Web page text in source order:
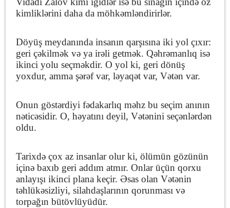
kimliklərini daha da möhkəmləndirirlər.
Döyüş meydanında insanın qarşısına iki yol çıxır:
geri çəkilmək və ya irəli getmək. Qəhrəmanlıq isə
ikinci yolu seçməkdir. O yol ki, geri dönüş
yoxdur, amma şərəf var, ləyaqət var, Vətən var.
Onun göstərdiyi fədakarlıq məhz bu seçim anının
nəticəsidir. O, həyatını deyil, Vətənini seçənlərdən
oldu.
Tarixdə çox az insanlar olur ki, ölümün gözünün
içinə baxıb geri addım atmır. Onlar üçün qorxu
anlayışı ikinci plana keçir. Əsas olan Vətənin
təhlükəsizliyi, silahdaşlarının qorunması və
torpağın bütövlüyüdür.